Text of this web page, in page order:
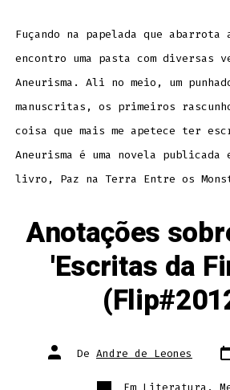
Fuçando na papelada que abarrota
encontro uma pasta com diversas
Aneurisma. Ali no meio, um
manuscritas, os primeiros
coisa que mais me apetece ter
Aneurisma é uma novela publicada
livro, Paz na Terra Entre os
Anotações
'Escritas da
Autor
do De Andre de Leones do
Categorias
Em Literatura ,